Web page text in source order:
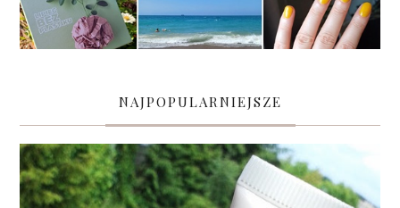
NAJPOPULARNIEJSZE